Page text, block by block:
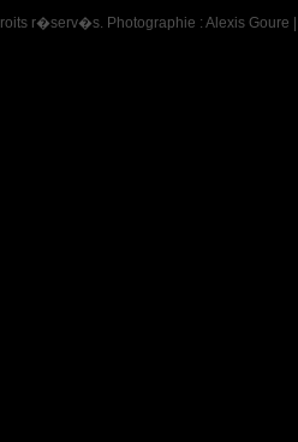
r�serv�s. Photographie : Alexis Goure